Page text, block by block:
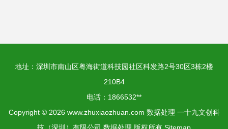
地址：深圳市南山区粤海街道科技园社区科发路2号30区3栋2楼
210B4
电话：1866532**
Copyright © 2026 www.zhuxiaozhuan.com 数据处理 一十九文创科